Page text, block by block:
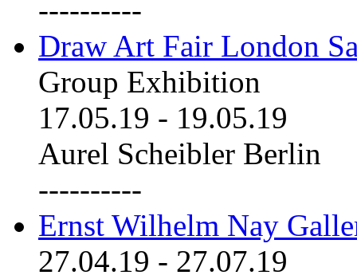
----------
Draw Art Fair London
Group Exhibition
17.05.19 - 19.05.19
Aurel Scheibler Berlin
----------
Ernst Wilhelm Nay
27.04.19 - 27.07.19